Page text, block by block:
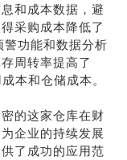
和成本数据，避
采购成本降低了
功能和数据分析
周转率提高了
本和仓储成本。
的这家仓库在财
企业的持续发展
了成功的应用范